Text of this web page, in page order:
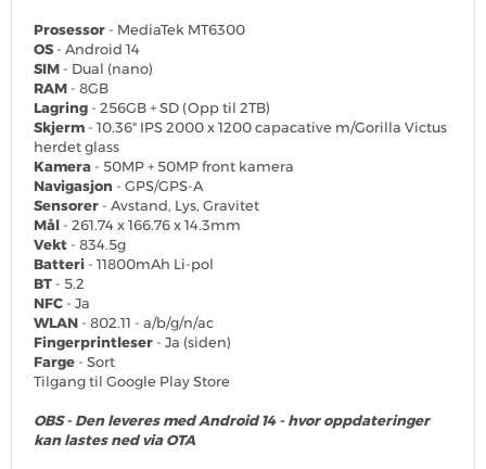
Prosessor - MediaTek MT6300
OS - Android 14
SIM - Dual (nano)
RAM - 8GB
Lagring - 256GB + SD (Opp til 2TB)
Skjerm - 10.36" IPS 2000 x 1200 capacative m/Gorilla Victus
herdet glass
Kamera - 50MP + 50MP front kamera
Navigasjon - GPS/GPS-A
Sensorer - Avstand, Lys, Gravitet
Mål - 261.74 x 166.76 x 14.3mm
Vekt - 834.5g
Batteri - 11800mAh Li-pol
BT - 5.2
NFC - Ja
WLAN - 802.11 - a/b/g/n/ac
Fingerprintleser - Ja (siden)
Farge - Sort
Tilgang til Google Play Store
OBS - Den leveres med Android 14 - hvor oppdateringer
kan lastes ned via OTA